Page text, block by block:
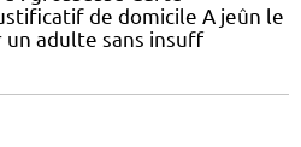
de domicile A jeûn le
un adulte sans insuff